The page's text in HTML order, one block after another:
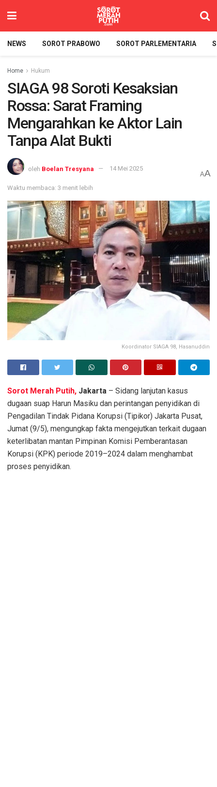
NEWS SOROT PRABOWO SOROT PARLEMENTARIA
Home Hukum
SIAGA 98 Soroti Kesaksian
Rossa: Sarat Framing
Mengarahkan ke Aktor Lain
Tanpa Alat Bukti
oleh Boelan Tresyana 14 Mei 2025
Waktu membaca: 3 menit lebih
AA
Koordinator SIAGA 98, Hasanuddin
Sorot Merah Putih, Jakarta – Sidang lanjutan kasus
dugaan suap Harun Masiku dan perintangan penyidikan di
Pengadilan Tindak Pidana Korupsi (Tipikor) Jakarta Pusat,
Jumat (9/5), mengungkap fakta mengejutkan terkait dugaan
keterlibatan mantan Pimpinan Komisi Pemberantasan
Korupsi (KPK) periode 2019–2024 dalam menghambat
proses penyidikan.